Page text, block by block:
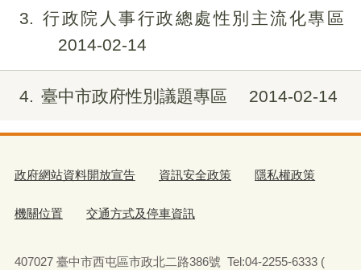
3
行政院人事行政總處性別主流化專區
2014-02-14
4 臺中市政府性別議題專區 2014-02-14
政府網站資料開放宣告 資訊安全政策 隱私權政策
機關位置 交通方式及停車資訊
407027 臺中市西屯區市政北二路386號 Tel:04-2255-6333 (